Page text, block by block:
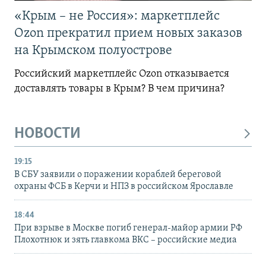
«Крым – не Россия»: маркетплейс
Ozon прекратил прием новых заказов
на Крымском полуострове
Российский маркетплейс Ozon отказывается
доставлять товары в Крым? В чем причина?
НОВОСТИ
19:15
В СБУ заявили о поражении кораблей береговой
охраны ФСБ в Керчи и НПЗ в российском Ярославле
18:44
При взрыве в Москве погиб генерал-майор армии РФ
Плохотнюк и зять главкома ВКС – российские медиа